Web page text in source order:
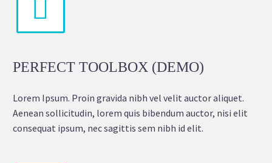


PERFECT TOOLBOX (DEMO)
Lorem Ipsum. Proin gravida nibh vel velit auctor aliquet.
Aenean sollicitudin, lorem quis bibendum auctor, nisi elit
consequat ipsum, nec sagittis sem nibh id elit.